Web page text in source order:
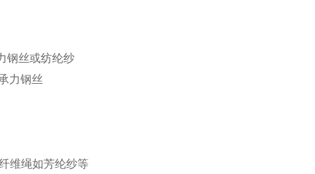
钢丝或纺纶纱
力钢丝
维绳如芳纶纱等